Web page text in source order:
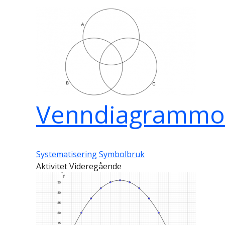
SystematiseringSymbolbruk
Aktivitet Videregående